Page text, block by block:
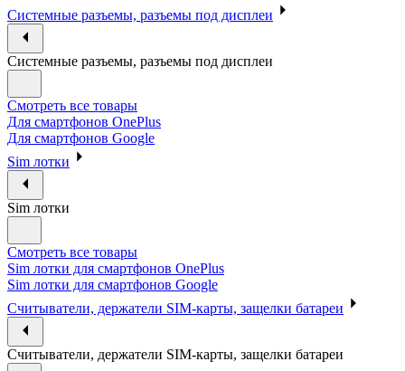
Системные разъемы, разъемы под дисплеи
Системные разъемы, разъемы под дисплеи
Смотреть все товары
Для смартфонов OnePlus
Для смартфонов Google
Sim лотки
Sim лотки
Смотреть все товары
Sim лотки для смартфонов OnePlus
Sim лотки для смартфонов Google
Считыватели, держатели SIM-карты, защелки батареи
Считыватели, держатели SIM-карты, защелки батареи